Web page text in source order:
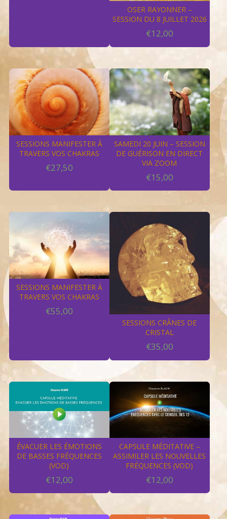
OSER RAYONNER –
SESSION DU 8 JUILLET 2026
€12,00
SESSIONS MANIFESTER À
TRAVERS VOS CHAKRAS
€27,50
SAMEDI 20 JUIN – SESSION
DE GUÉRISON EN DIRECT
VIA ZOOM
€15,00
SESSIONS MANIFESTER À
TRAVERS VOS CHAKRAS
€55,00
SESSIONS CRÂNES DE
CRISTAL
€35,00
ÉVACUER LES ÉMOTIONS
DE BASSES FRÉQUENCES
(VOD)
€12,00
CAPSULE MÉDITATIVE –
ASSIMILER LES NOUVELLES
FRÉQUENCES (VOD)
€12,00